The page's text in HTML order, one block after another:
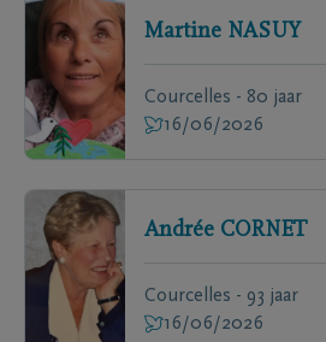
Martine NASUY
Courcelles - 80 jaar
16/06/2026
Andrée CORNET
Courcelles - 93 jaar
16/06/2026